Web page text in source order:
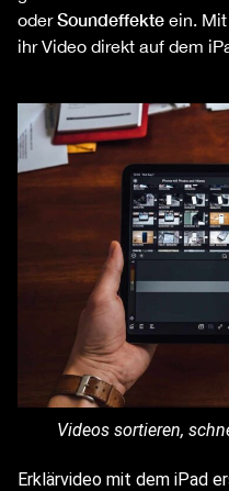
oderSoundeffekte ein.
ihr Video direkt auf dem
Videos sortieren,
Erklärvideo mit dem iPad